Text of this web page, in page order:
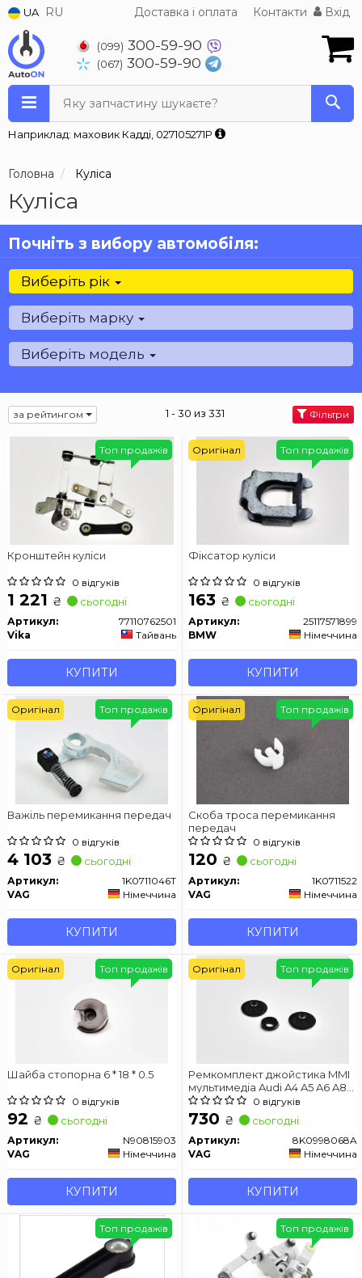
UA RU Доставка і оплата Контакти Вхід
(099) 300-59-90
(067) 300-59-90
Яку запчастину шукаєте?
Наприклад: маховик Кадді, 027105271P
Головна Куліса
Куліса
Почніть з вибору автомобіля:
Виберіть рік
Виберіть марку
Виберіть модель
за рейтингом 1 - 30 из 331 Фільтри
Кронштейн куліси
0 відгуків
1 221 ₴ сьогодні
Артикул:
77110762501
Vika
Тайвань
КУПИТИ
Топ продажів
Фіксатор куліси
0 відгуків
163 ₴ сьогодні
Артикул:
25117571899
BMW
Німеччина
КУПИТИ
Топ продажів
Оригінал
Важіль перемикання передач
0 відгуків
4 103 ₴ сьогодні
Артикул:
1K0711046T
VAG
Німеччина
КУПИТИ
Топ продажів
Оригінал
Скоба троса перемикання
передач
0 відгуків
120 ₴ сьогодні
Артикул:
1K0711522
VAG
Німеччина
КУПИТИ
Топ продажів
Оригінал
Шайба стопорна 6 * 18 * 0.5
0 відгуків
92 ₴ сьогодні
Артикул:
N90815903
VAG
Німеччина
КУПИТИ
Топ продажів
Оригінал
Ремкомплект джойстика MMI
мультимедіа Audi A4 A5 A6 A8
Q5 Q7 2006-20150 відгуків
730 ₴ сьогодні
Артикул:
8K0998068A
VAG
Німеччина
КУПИТИ
Топ продажів
Оригінал
Топ продажів Топ продажів